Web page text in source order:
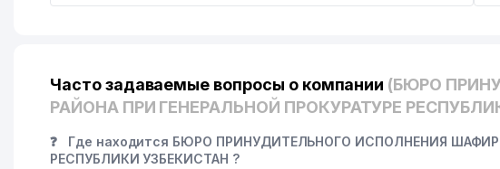
Часто задаваемые вопросы о компании (БЮРО
РАЙОНА ПРИ ГЕНЕРАЛЬНОЙ ПРОКУРАТУРЕ
❓
Где находится БЮРО ПРИНУДИТЕЛЬНОГО ИСПОЛНЕНИЯ
РЕСПУБЛИКИ УЗБЕКИСТАН ?